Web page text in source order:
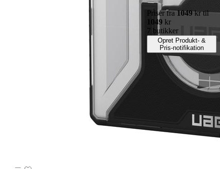
Priser fra1049kr til
1049 kr
7 butikker
Opret Produkt- &
Pris-notifikation